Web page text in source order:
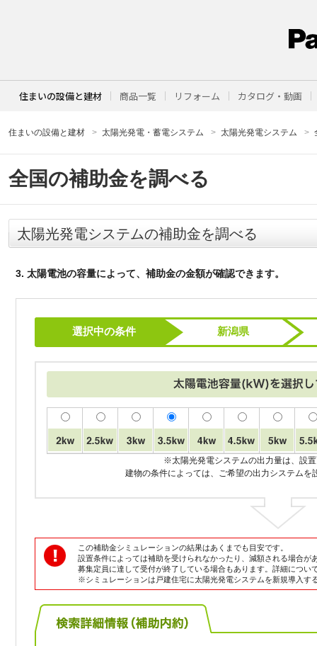
住まいの設備と建材 商品一覧 リフォーム カタログ・動画
住まいの設備と建材 太陽光発電・蓄電システム 太陽光発電システム
全国の補助金を調べる
太陽光発電システムの補助金を調べる
3. 太陽電池の容量によって、補助金の金額が確認できます。
選択中の条件 新潟県
※太陽光発電システムの出力量は、設
建物の条件によっては、ご希望の出力システムを
この補助金シミュレーションの結果はあくまでも目安です。
設置条件によっては補助を受けられなかったり、減額される場合が
募集定員に達して受付が終了している場合もあります。詳細につい
※シミュレーションは戸建住宅に太陽光発電システムを新規導入す